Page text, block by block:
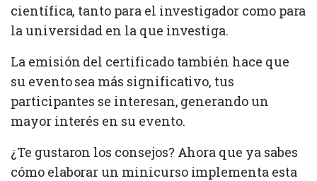
científica, tanto para el investigador como para
la universidad en la que investiga.
La emisión del certificado también hace que
su evento sea más significativo, tus
participantes se interesan, generando un
mayor interés en su evento.
¿Te gustaron los consejos? Ahora que ya sabes
cómo elaborar un minicurso implementa esta